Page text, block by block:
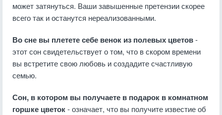
может затянуться. Ваши завышенные претензии скорее
всего так и останутся нереализованными.
Во сне вы плетете себе венок из полевых цветов-
этот сон свидетельствует о том, что в скором времени
вы встретите свою любовь и создадите счастливую
семью.
Сон, в котором вы получаете в подарок в комнатном
горшке цветок- означает, что вы получите известие об